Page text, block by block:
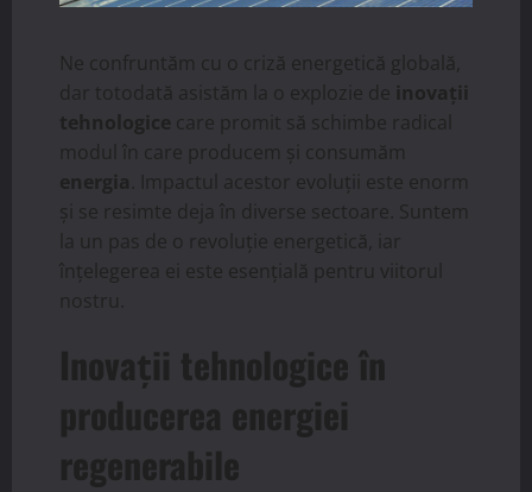
Ne confruntăm cu o criză energetică globală,
dar totodată asistăm la o explozie de inovații
tehnologice care promit să schimbe radical
modul în care producem și consumăm
energia . Impactul acestor evoluții este enorm
și se resimte deja în diverse sectoare. Suntem
la un pas de o revoluție energetică, iar
înțelegerea ei este esențială pentru viitorul
nostru.
Inovații tehnologice în
producerea energiei
regenerabile